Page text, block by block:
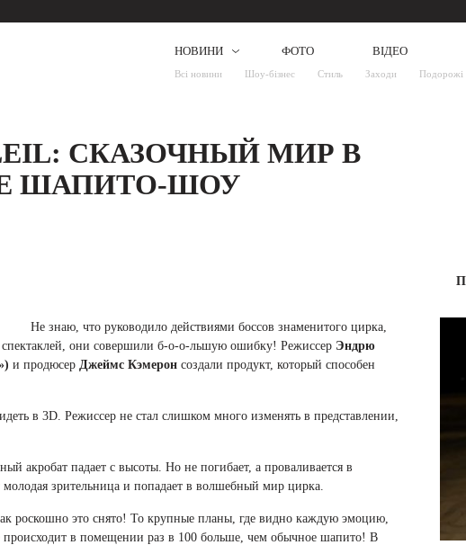
НОВИНИ
Всі новини Шоу-бізнес Стиль Заходи Подорожі
ФОТО ВІДЕО
СКАЗОЧНЫЙ МИР В
ШАПИТО-ШОУ
Не знаю, что руководило действиями боссов знаменитого цирка,
они совершили б-о-о-льшую ошибку! Режиссер Эндрю
и продюсер Джеймс Кэмерон создали продукт, который способен
в 3D. Режиссер не стал слишком много изменять в представлении,
акробат падает с высоты. Но не погибает, а проваливается в
зрительница и попадает в волшебный мир цирка.
роскошно это снято! То крупные планы, где видно каждую эмоцию,
происходит в помещении раз в 100 больше, чем обычное шапито! В